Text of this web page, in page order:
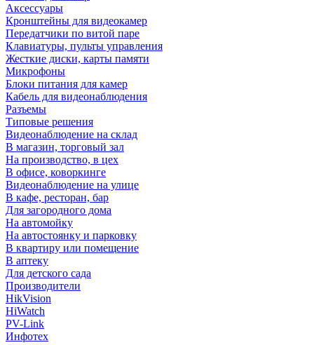
Аксессуары
Кронштейны для видеокамер
Передатчики по витой паре
Клавиатуры, пульты управления
Жесткие диски, карты памяти
Микрофоны
Блоки питания для камер
Кабель для видеонаблюдения
Разъемы
Типовые решения
Видеонаблюдение на склад
В магазин, торговый зал
На производство, в цех
В офисе, коворкинге
Видеонаблюдение на улице
В кафе, ресторан, бар
Для загородного дома
На автомойку
На автостоянку и парковку
В квартиру или помещение
В аптеку
Для детского сада
Производители
HikVision
HiWatch
PV-Link
Инфотех